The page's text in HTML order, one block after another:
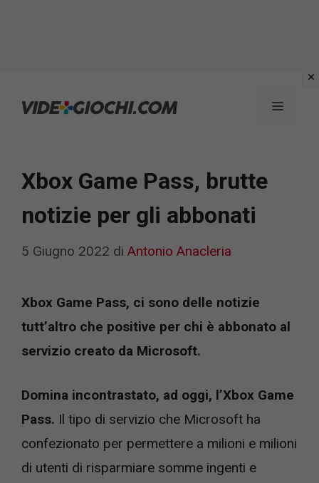
Menu
Xbox Game Pass, brutte
notizie per gli abbonati
5 Giugno 2022 di Antonio Anacleria
Xbox Game Pass, ci sono delle notizie
tutt’altro che positive per chi è abbonato al
servizio creato da Microsoft.
Domina incontrastato, ad oggi, l’Xbox Game
Pass. Il tipo di servizio che Microsoft ha
confezionato per permettere a milioni e milioni
di utenti di risparmiare somme ingenti e